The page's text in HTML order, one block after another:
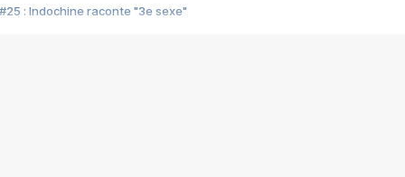
#25 : Indochine raconte "3e sexe"